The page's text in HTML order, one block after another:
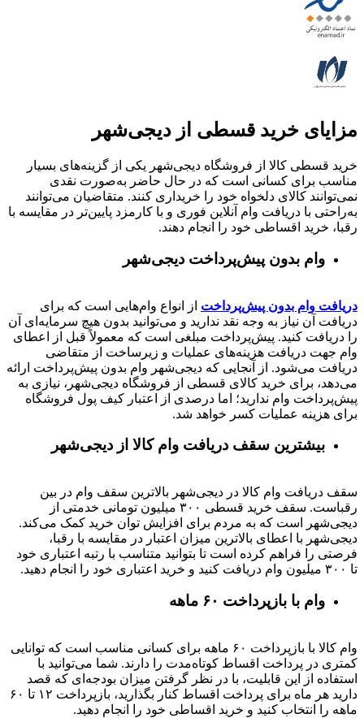
مزایای خرید قسطی از دیجی‌شهر
خرید قسطی کالا از فروشگاه دیجی‌شهر یکی از گزینه‌های بسیار
مناسب برای کسانی است که در حال حاضر به‌صورت نقدی
نمی‌توانند کالای دلخواه خود را خریداری کنند. متقاضیان می‌توانند
به‌راحتی با دریافت وام آنلاین فوری و با کارمزد پایین‌تر در مقایسه با
رقبا، خرید اقساطی خود را انجام دهند.
وام بدون پیش‌پرداخت‌ دیجی‌شهر
دریافت وام بدون پیش‌پرداخت از انواع وام‌هایی است که برای
دریافت آن نیاز به وجه نقد ندارید و می‌توانید بدون هیچ سرمایه‌ای آن
را دریافت کنید. پیش‌پرداخت مبلغی است که معمولاً قبل از اعطای
وام جهت دریافت هزینه‌های عملیات و زیرساخت از متقاضی
دریافت می‌شود. از آنجایی که دیجی‌شهر وام بدون پیش‌پرداخت ارائه
می‌دهد، برای خرید کالای قسطی از فروشگاه دیجی‌شهر، نیازی به
پیش‌پرداخت وام ندارید؛ اما درصدی از اعتبار کیف پول فروشگاه
برای هزینه عملیات کسر خواهد شد.
بیشترین سقف دریافت وام کالا از دیجی‌شهر
سقف دریافت وام کالا در دیجی‌شهر بالاترین سقف وام در بین
رقباست. سقف خرید قسطی ۳۰۰ میلیون تومانی خدمتی از
دیجی‌شهر است که به مردم برای افزایش توان خرید کمک می‌کند.
دیجی‌شهر با اعطای بالاترین میزان اعتبار در مقایسه با رقبا،
فرصتی را فراهم کرده است تا بتوانید متناسب با رتبه اعتباری خود
تا ۳۰۰ میلیون وام دریافت کنید و خرید اعتباری خود را انجام دهید.
وام با بازپرداخت ۶۰ ماهه
وام کالا با بازپرداخت ۶۰ ماهه برای کسانی مناسب است که توانایی
کمتری در پرداخت اقساط کوتاه‌مدت را دارند. شما می‌توانید با
استفاده از این قابلیت، با در نظر گرفتن میزان بودجه‌ای که قصد
دارید هر ماه برای پرداخت اقساط کنار بگذارید، بازپرداخت ۱۲ تا ۶۰
ماهه را انتخاب کنید و خرید اقساطی خود را انجام دهید.